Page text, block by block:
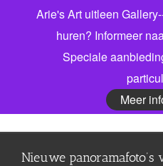
Bel gerust voor meer
Nieuwe panoramafoto’s
Arie's Art uitleen
huren? Informeer
Speciale
Meer